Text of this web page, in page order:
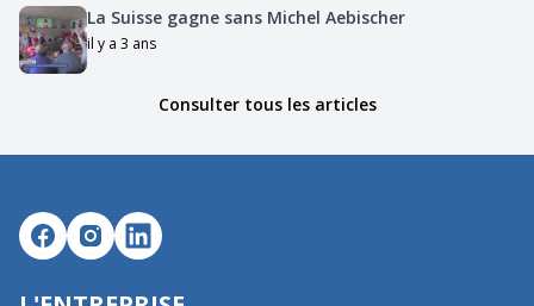
La Suisse gagne sans Michel Aebischer
il y a 3 ans
Consulter tous les articles